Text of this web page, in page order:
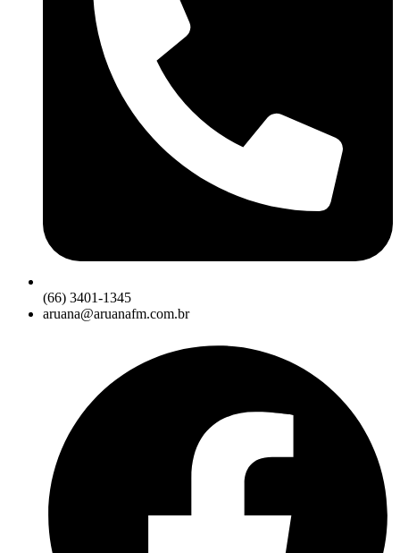
(66) 3401-1345
aruana@aruanafm.com.br